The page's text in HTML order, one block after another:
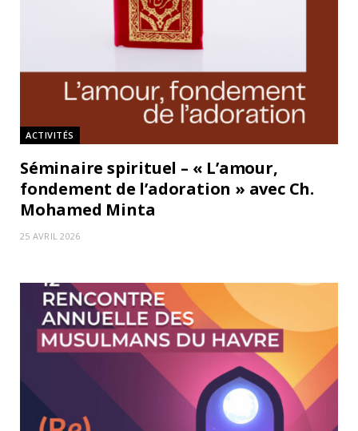
ACTIVITÉS
Séminaire spirituel – « L’amour,
fondement de l’adoration » avec Ch.
Mohamed Minta
25 AVRIL 2026